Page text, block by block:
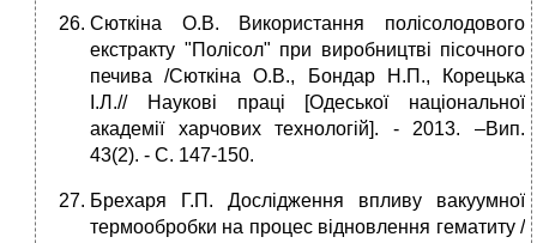
Сюткіна О.В. Використання полісолодового
екстракту "Полісол" при виробництві пісочного
печива /Сюткіна О.В., Бондар Н.П., Корецька
І.Л.// Наукові праці [Одеської національної
академії харчових технологій]. - 2013. –Вип.
43(2). - С. 147-150.
Брехаря Г.П. Дослідження впливу вакуумної
термообробки на процес відновлення гематиту /